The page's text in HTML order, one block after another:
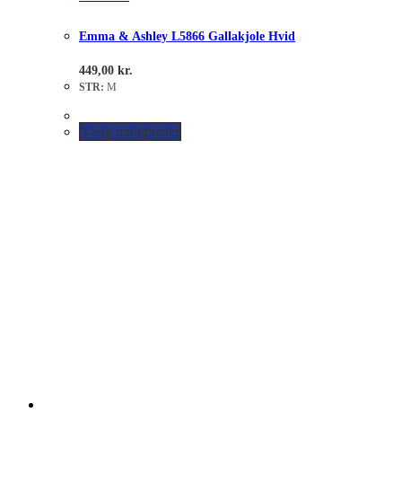
Emma & Ashley L5866 Gallakjole Hvid
449,00 kr.
STR: M
Vælg muligheder